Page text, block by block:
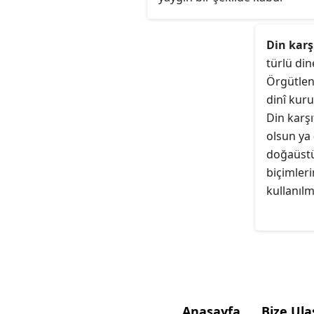
da etkilendiler. Özellikle,
amaçlarına ve
önceki çalışmalarına
sempati duyan Rudolf
Gustav Bergmann ayrıca,
J.O. Urmson'un çözümleme
yaptığı çalışmalarla ilgili
tartışmalarında ideal bir
fenomenalist dile odaklanan
Din
türlü
dinî
Din
olsun ya